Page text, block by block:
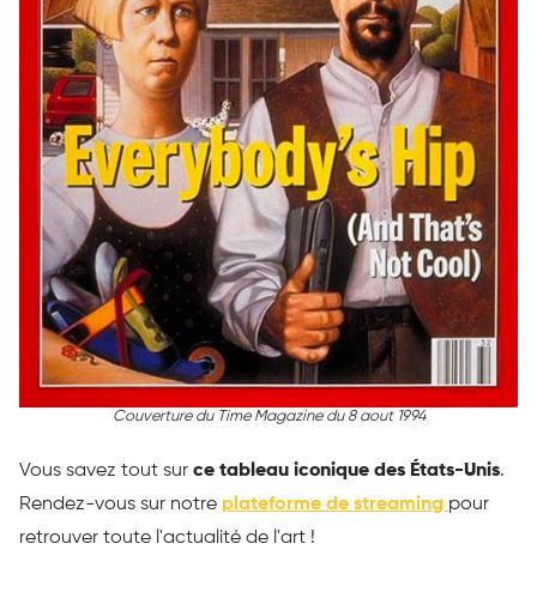
Couverture du Time Magazine du 8 aout 1994
Vous savez tout sur ce tableau iconique des États-Unis.
Rendez-vous sur notre plateforme de streaming pour
retrouver toute l'actualité de l'art !